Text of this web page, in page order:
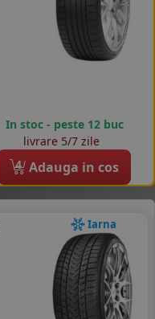
In stoc - peste 12 buc
livrare 5/7 zile
4 Adauga in cos
Iarna